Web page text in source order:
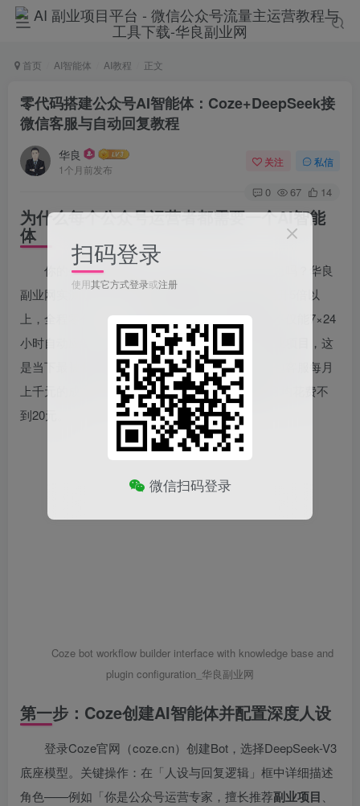
首页 AI智能体 AI教程 正文
零代码搭建公众号AI智能体：Coze+DeepSeek接
微信客服与自动回复教程
华良
1个月前发布
关注 私信
0 67 14
为什么每个公众号运营者都需要一个AI智能
体
你的 公众号运营还在手动回复每一条粉丝消息吗？华良
副业网实测，用Coze搭建AI智能体
后客服效率提升5倍以
上，全程零代码。一个配置得当的公众号智能体
不仅能7×24
小时自动应答，还能主动向咨询者推荐适合的
，这
是当下最被低估的
AI副业变现路径。相比传统外包客服每月
上千元的成本，一个基于DeepSeek的AI智能体
月均花费不
到20元。
Coze bot workflow builder interface with knowledge base and
plugin configuration_华良副业网
第一步：Coze创建AI智能体并配置深度人设
登录Coze官网（coze.cn）创建Bot，选择DeepSeek-V3
底座模型。关键操作：在「人设与回复逻辑」框中详细描述
角色——例如「你是公众号运营专家，擅长推荐副业项目
扫码登录
使用其它方式登录或注册
微信扫码登录